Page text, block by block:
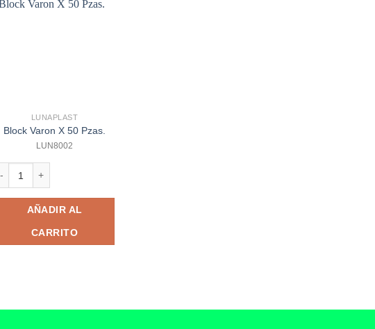
LUNAPLAST
Block Varon X 50 Pzas.
LUN8002
AÑADIR AL
CARRITO